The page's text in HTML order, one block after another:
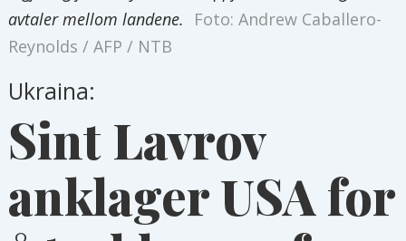
avtaler mellom landene.
Foto: Andrew Caballero-
Reynolds / AFP / NTB
Ukraina:
Sint Lavrov
anklager USA for